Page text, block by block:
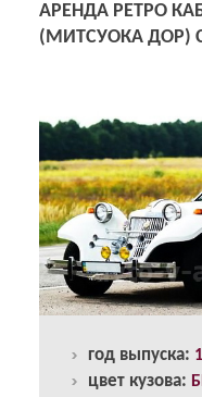
АРЕНДА РЕТРО
(МИТСУОКА ДОР)
год выпуска:
цвет кузова: